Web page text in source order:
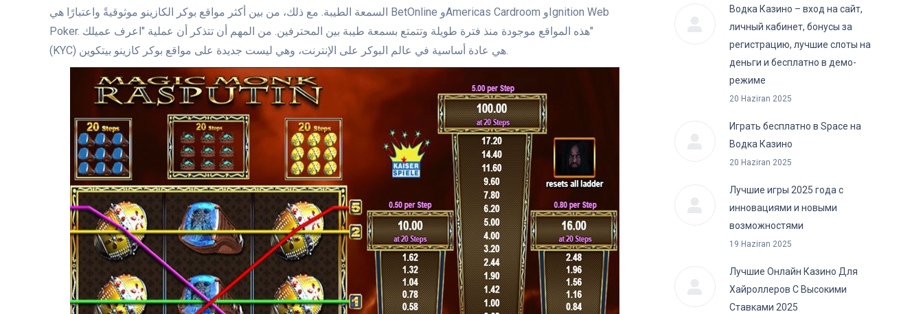
السمعة الطيبة. مع ذلك، من بين أكثر مواقع بوكر الكازينو موثوقيةً واعتبارًا هي BetOnline وAmericas Cardroom وIgnition Web
Poker. هذه المواقع موجودة منذ فترة طويلة وتتمتع بسمعة طيبة بين المحترفين. من المهم أن تتذكر أن عملية "اعرف عميلك"
(KYC) هي عادة أساسية في عالم البوكر على الإنترنت، وهي ليست جديدة على مواقع بوكر كازينو بيتكوين.
Водка Казино – вход на сайт,
личный кабинет, бонусы за
регистрацию, лучшие слоты на
деньги и бесплатно в демо-
режиме
20 Haziran 2025
Играть бесплатно в Space на
Водка Казино
20 Haziran 2025
Лучшие игры 2025 года с
инновациями и новыми
возможностями
19 Haziran 2025
Лучшие Онлайн Казино Для
Хайроллеров С Высокими
Ставками 2025